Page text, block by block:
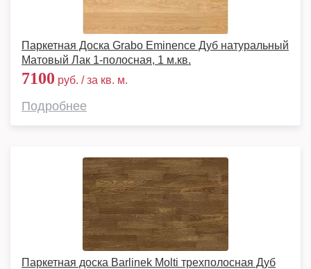
Паркетная Доска Grabo Eminence Дуб натуральный
Матовый Лак 1-полосная, 1 м.кв.
7100 руб. / за кв. м.
Подробнее
Паркетная доска Barlinek Molti трехполосная Дуб